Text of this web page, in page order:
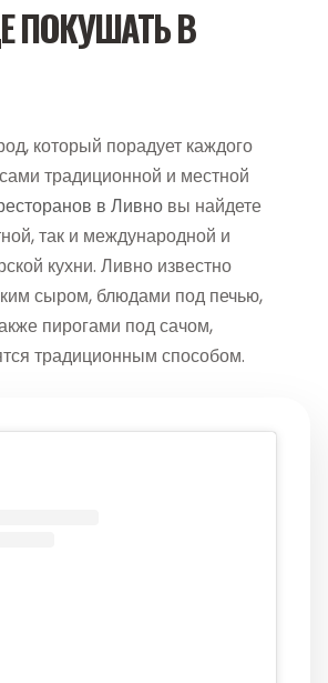
ПОКУШАТЬ В
который порадует каждого
традиционной и местной
в Ливно вы найдете
так и международной и
кухни. Ливно известно
сыром, блюдами под печью,
пирогами под сачом,
традиционным способом.